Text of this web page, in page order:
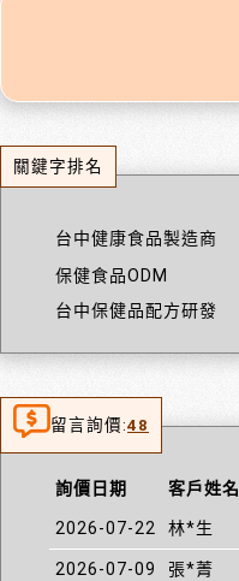
關鍵字排名
台中健康食品製造商
保健食品ODM
台中保健品配方研發
留言詢價:48
詢價日期 客戶姓名
2026-07-22 林*生
2026-07-09 張*菁